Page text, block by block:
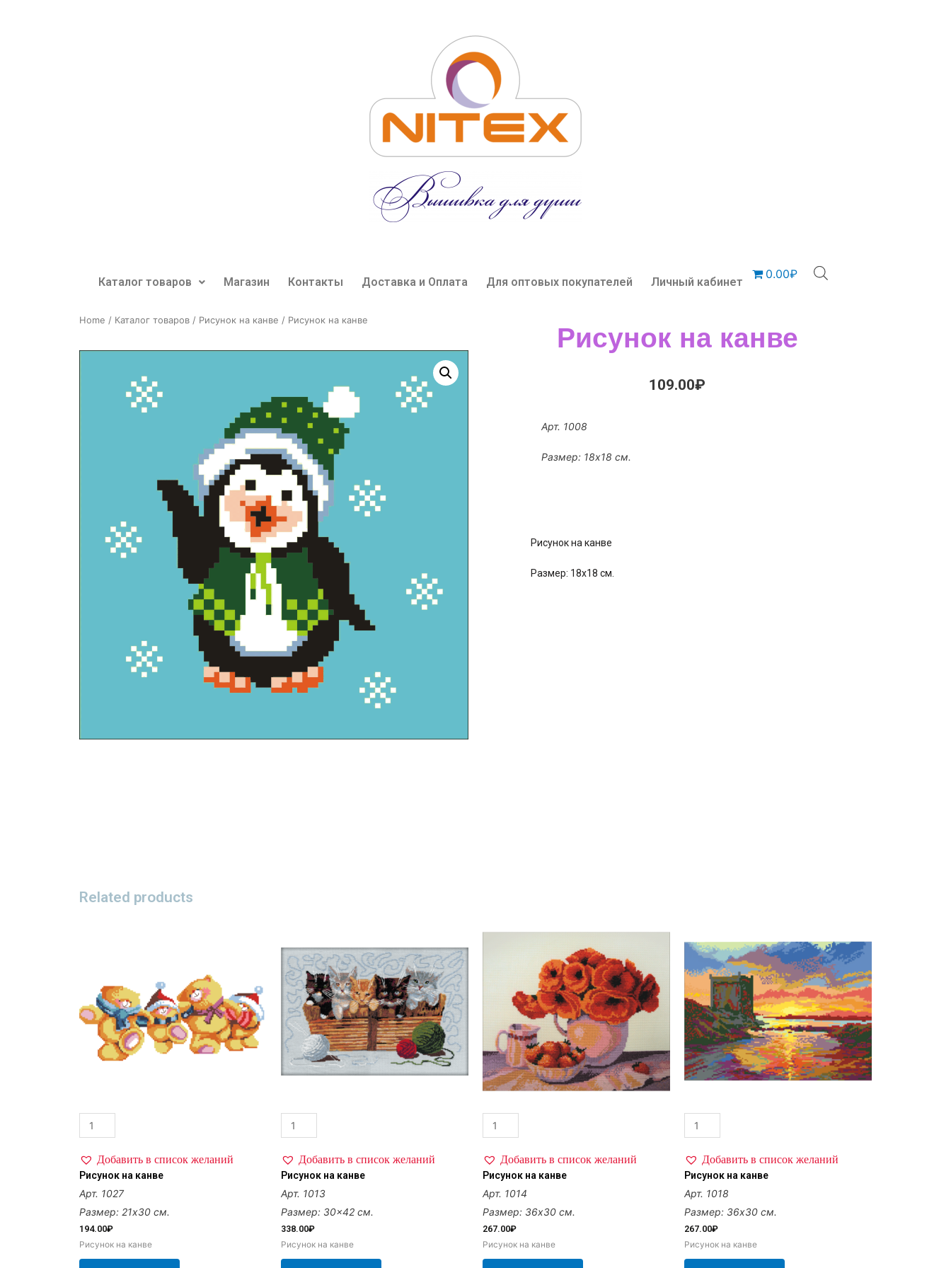
Каталог товаров Магазин Контакты Доставка и Оплата Для оптовых покупателей Личный кабинет
0.00₽
Home / Каталог товаров / Рисунок на канве / Рисунок на канве
Рисунок на канве
109.00₽
Арт. 1008
Размер: 18х18 см.
Рисунок на канве
Размер: 18х18 см.
Related products
Добавить в список желаний
Рисунок на канве
Арт. 1027
Размер: 21х30 см.
194.00₽
Рисунок на канве
Добавить в список желаний
Рисунок на канве
Арт. 1013
Размер: 30×42 см.
338.00₽
Рисунок на канве
Добавить в список желаний
Рисунок на канве
Арт. 1014
Размер: 36х30 см.
267.00₽
Рисунок на канве
Добавить в список желаний
Рисунок на канве
Арт. 1018
Размер: 36х30 см.
267.00₽
Рисунок на канве